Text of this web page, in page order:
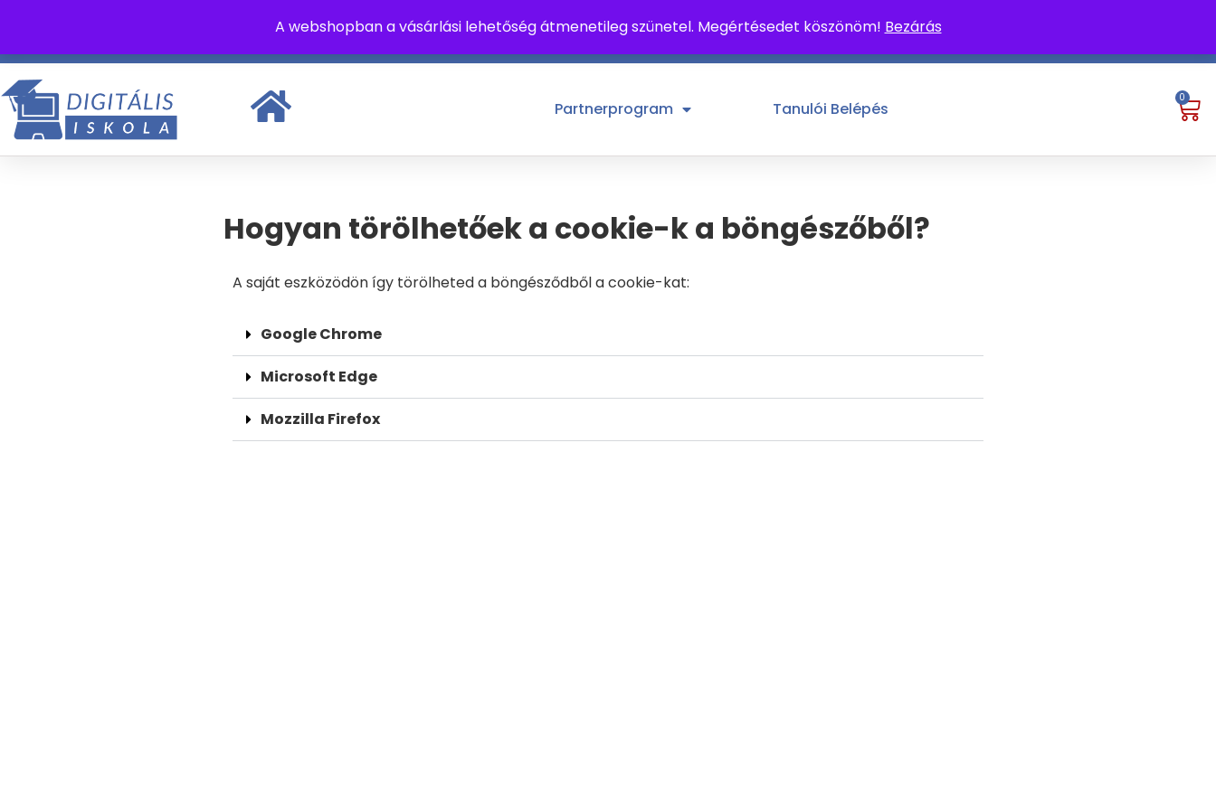
A webshopban a vásárlási lehetőség átmenetileg szünetel. Megértésedet köszönöm! Bezárás
info@digitaliskola.hu Hétfő - Péntek, 10-18 h
Partnerprogram Tanulói Belépés
0
Hogyan törölhetőek a cookie-k a böngészőből?
A saját eszközödön így törölheted a böngésződből a cookie-kat:
Google Chrome
Microsoft Edge
Mozzilla Firefox